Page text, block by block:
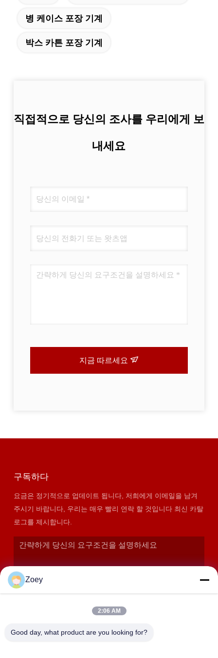
병 케이스 포장 기계
박스 카튼 포장 기계
직접적으로 당신의 조사를 우리에게 보
내세요
지금 따르세요
구독하다
요금은 정기적으로 업데이트 됩니다, 저희에게 이메일을 남겨
주시기 바랍니다, 우리는 매우 빨리 연락 할 것입니다 최신 카탈
로그를 제시합니다.
Zoey
2:06 AM
Good day, what product are you looking for?